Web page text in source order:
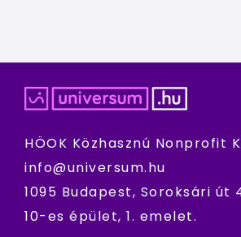
HÖOK Közhasznú Nonprofit
info@universum.hu
1095 Budapest, Soroksári út
10-es épület, 1. emelet.